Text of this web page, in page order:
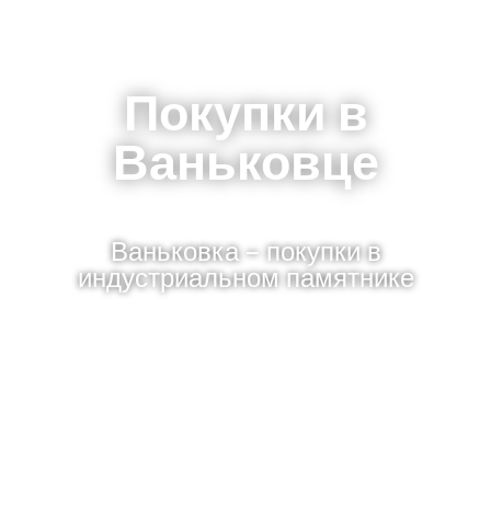
Покупки в
Ваньковце
Ваньковка – покупки в
индустриальном памятнике